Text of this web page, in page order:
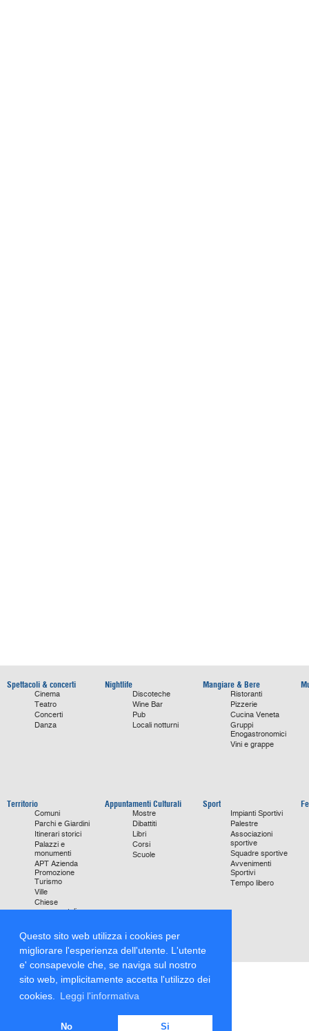
Questo sito web utilizza i cookies per
migliorare l'esperienza dell'utente. L'utente
e' consapevole che, se naviga sul nostro
sito web, implicitamente accetta l'utilizzo dei
cookies.
Leggi l'informativa
No Si
Spettacoli & concerti
Cinema
Teatro
Concerti
Danza
Nightlife
Discoteche
Wine Bar
Pub
Locali notturni
Mangiare & Bere
Ristoranti
Pizzerie
Cucina Veneta
Gruppi
Enogastronomici
Vini e grappe
Territorio
Comuni
Parchi e Giardini
Itinerari storici
Palazzi e
monumenti
APT Azienda
Promozione
Turismo
Ville
Chiese
monumentali
Focus on
Appuntamenti Culturali
Mostre
Dibattiti
Libri
Corsi
Scuole
Sport
Impianti Sportivi
Palestre
Associazioni
sportive
Squadre sportive
Avvenimenti
Sportivi
Tempo libero